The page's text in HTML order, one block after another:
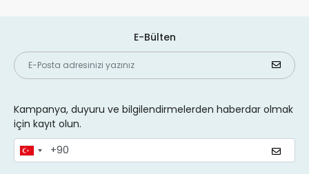
E-Bülten
Kampanya, duyuru ve bilgilendirmelerden haberdar olmak
için kayıt olun.